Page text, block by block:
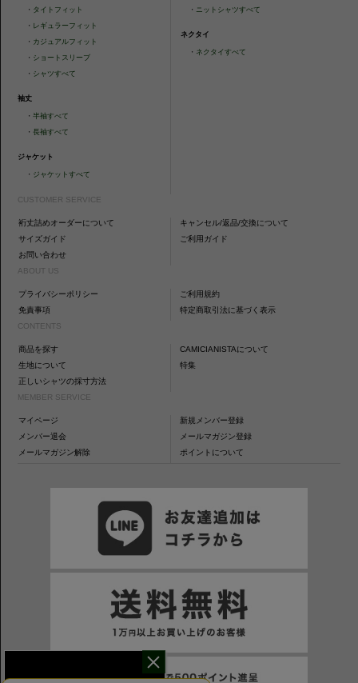
・ タイトフィット
・ レギュラーフィット
・ カジュアルフィット
・ ショートスリーブ
・ シャツすべて
袖丈
・半袖すべて
・長袖すべて
ジャケット
・ ジャケットすべて
・ ニットシャツすべて
ネクタイ
・ ネクタイすべて
CUSTOMER SERVICE
裄丈詰めオーダーについて
キャンセル/返品/交換について
サイズガイド
ご利用ガイド
お問い合わせ
ABOUT US
プライバシーポリシー
ご利用規約
免責事項
特定商取引法に基づく表示
CONTENTS
商品を探す
CAMICIANISTAについて
生地について
特集
正しいシャツの採寸方法
MEMBER SERVICE
マイページ
新規メンバー登録
メンバー退会
メールマガジン登録
メールマガジン解除
ポイントについて